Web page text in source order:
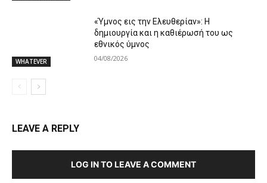
WHATEVER
«Ύμνος εις την Ελευθερίαν»: Η
δημιουργία και η καθιέρωσή του ως
εθνικός ύμνος
04/08/2026
LEAVE A REPLY
LOG IN TO LEAVE A COMMENT